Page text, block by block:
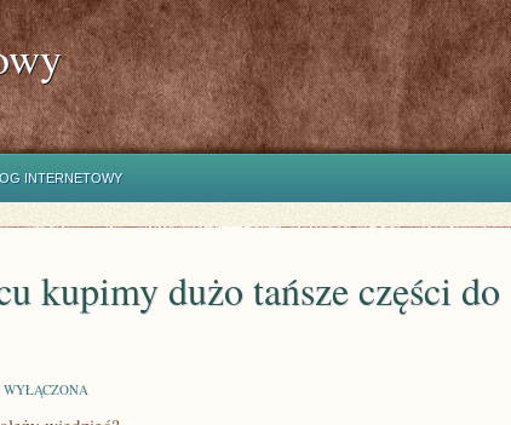
INTERNETOWY
kupimy dużo tańsze części do